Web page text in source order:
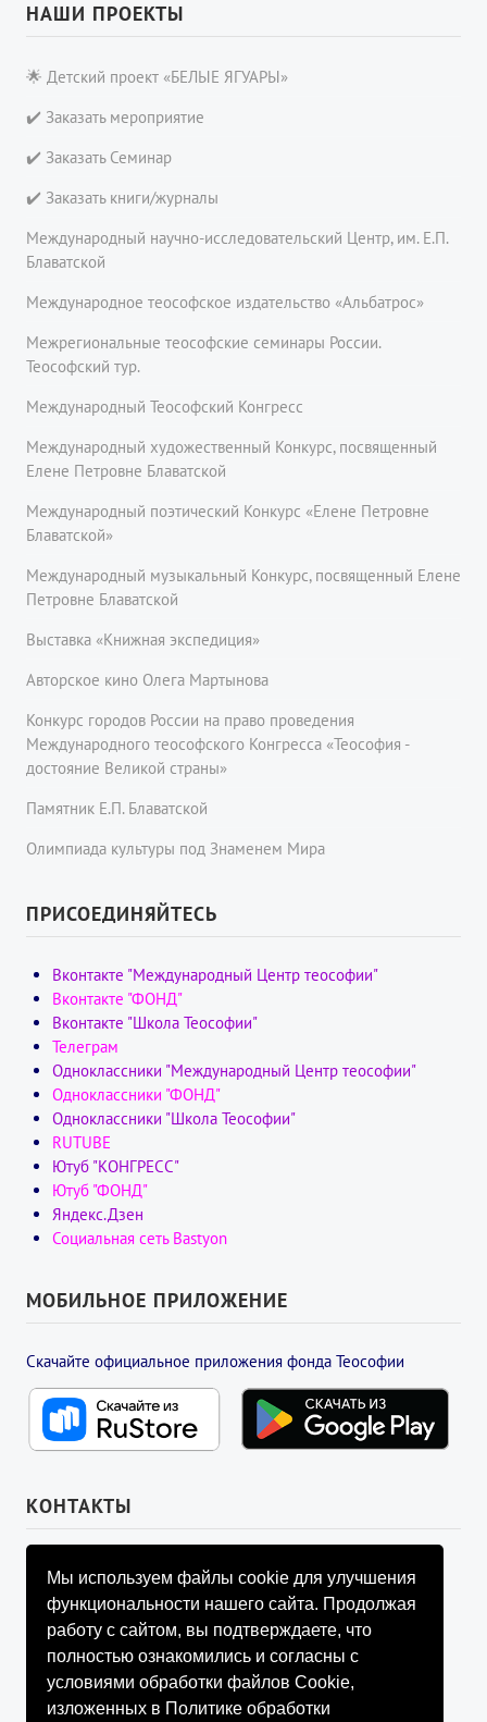
Мы используем файлы cookie для улучшения
функциональности нашего сайта. Продолжая
работу с сайтом, вы подтверждаете, что
полностью ознакомились и согласны с
условиями обработки файлов Cookie,
изложенных в Политике обработки
НАШИ ПРОЕКТЫ
🌟 Детский проект «БЕЛЫЕ ЯГУАРЫ»
✔️ Заказать мероприятие
✔️ Заказать Семинар
✔️ Заказать книги/журналы
Международный научно-исследовательский Центр, им. Е.П.
Блаватской
Международное теософское издательство «Альбатрос»
Межрегиональные теософские семинары России.
Теософский тур.
Международный Теософский Конгресс
Международный художественный Конкурс, посвященный
Елене Петровне Блаватской
Международный поэтический Конкурс «Елене Петровне
Блаватской»
Международный музыкальный Конкурс, посвященный Елене
Петровне Блаватской
Выставка «Книжная экспедиция»
Авторское кино Олега Мартынова
Конкурс городов России на право проведения
Международного теософского Конгресса «Теософия -
достояние Великой страны»
Памятник Е.П. Блаватской
Олимпиада культуры под Знаменем Мира
ПРИСОЕДИНЯЙТЕСЬ
Вконтакте "Международный Центр теософии"
Вконтакте "ФОНД"
Вконтакте "Школа Теософии"
Телеграм
Одноклассники "Международный Центр теософии"
Одноклассники "ФОНД"
Одноклассники "Школа Теософии"
RUTUBE
Ютуб "КОНГРЕСС"
Ютуб "ФОНД"
Яндекс.Дзен
Социальная сеть Bastyon
МОБИЛЬНОЕ ПРИЛОЖЕНИЕ
Скачайте официальное приложения фонда Теософии
КОНТАКТЫ
УПРАВЛЯЮЩИЙ СОВЕТ ФОНДА
info@fondtheosophy.ru
+7 (926) 184-90-66
+7 (926) 910-92-77
+7 (962) 907-24-88